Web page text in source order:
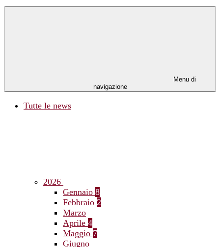
Menu di
navigazione
Tutte le news
2026
Gennaio 8
Febbraio 2
Marzo
Aprile 4
Maggio 7
Giugno